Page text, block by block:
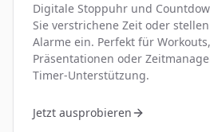
Digitale Stoppuhr und
Sie verstrichene Zeit oder
Alarme ein. Perfekt für
Präsentationen oder
Timer-Unterstützung.
Jetzt ausprobieren